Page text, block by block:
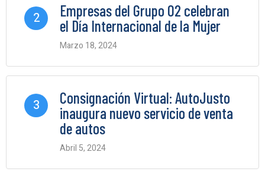
2
Empresas del Grupo O2 celebran
el Día Internacional de la Mujer
Marzo 18, 2024
3
Consignación Virtual: AutoJusto
inaugura nuevo servicio de venta
de autos
Abril 5, 2024